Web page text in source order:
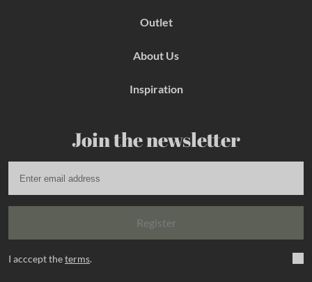
Outlet
About Us
Inspiration
Join the newsletter
Register
I acccept theterms.